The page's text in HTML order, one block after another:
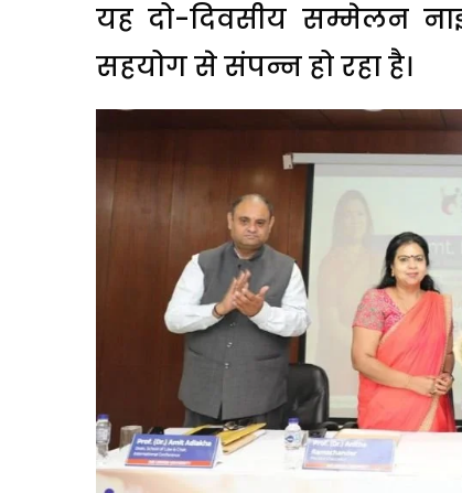
यह दो-दिवसीय सम्मेलन
सहयोग से संपन्न हो रहा है।